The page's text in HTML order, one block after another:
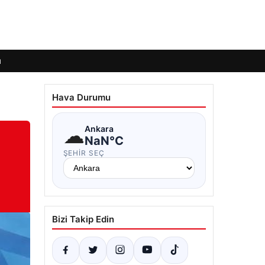
Hava Durumu
☁Ankara
NaN°C
ŞEHIR SEÇ
Bizi Takip Edin